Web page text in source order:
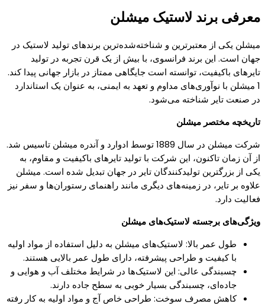
معرفی برند لاستیک میشلن
میشلن یکی از معتبرترین و شناخته‌شده‌ترین برندهای تولید لاستیک در
جهان است. این برند فرانسوی، با بیش از یک قرن تجربه در تولید
تایرهای باکیفیت، توانسته است جایگاهی ممتاز در بازار جهانی پیدا کند.
1 میشلن با نوآوری‌های مداوم و تعهد به ایمنی، به عنوان یک استاندارد
در صنعت تایر شناخته می‌شود.
تاریخچه مختصر میشلن
شرکت میشلن در سال 1889 توسط ادوارد و آندره میشلن تاسیس شد.
از آن زمان تاکنون، این شرکت با تولید تایرهای باکیفیت و مقاوم، به
یکی از بزرگترین تولیدکنندگان تایر در جهان تبدیل شده است. میشلن
علاوه بر تایر، در زمینه‌های دیگری مانند راهنمای رستوران‌ها و سفر نیز
فعالیت دارد.
ویژگی‌های برجسته لاستیک‌های میشلن
طول عمر بالا: لاستیک‌های میشلن به دلیل استفاده از مواد اولیه
با کیفیت و طراحی پیشرفته، دارای طول عمر بالایی هستند.
چسبندگی عالی: این لاستیک‌ها در شرایط مختلف آب و هوایی و
جاده‌ای، چسبندگی بسیار خوبی به سطح جاده دارند.
کاهش مصرف سوخت: طراحی خاص آج و مواد اولیه به کار رفته